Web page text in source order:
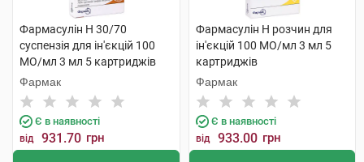
Фармасулін Н 30/70
суспензія для ін'єкцій 100
МО/мл 3 мл 5 картриджів
Фармак
Є в наявності
від 931.70 грн
Фармасулін H розчин для
ін'єкцій 100 МО/мл 3 мл 5
картриджів
Фармак
Є в наявності
від 933.00 грн